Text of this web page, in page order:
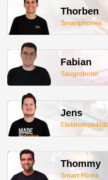
Thorben
Smartphones
Fabian
Saugroboter
Jens
Elektromobilität
Thommy
Smart Home